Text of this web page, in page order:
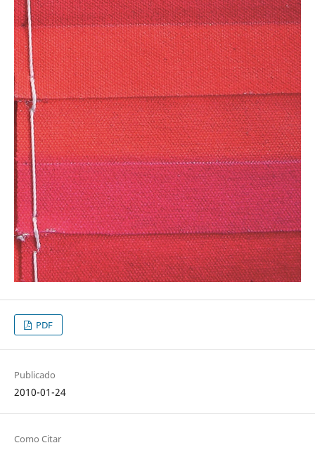
PDF
Publicado
2010-01-24
Como Citar